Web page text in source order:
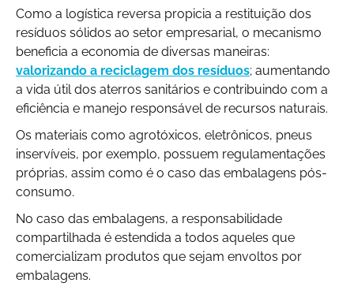
Como a logística reversa propicia a restituição dos
resíduos sólidos ao setor empresarial, o mecanismo
beneficia a economia de diversas maneiras:
valorizando a reciclagem dos resíduos; aumentando
a vida útil dos aterros sanitários e contribuindo com a
eficiência e manejo responsável de recursos naturais.
Os materiais como agrotóxicos, eletrônicos, pneus
inservíveis, por exemplo, possuem regulamentações
próprias, assim como é o caso das embalagens pós-
consumo.
No caso das embalagens, a responsabilidade
compartilhada é estendida a todos aqueles que
comercializam produtos que sejam envoltos por
embalagens.